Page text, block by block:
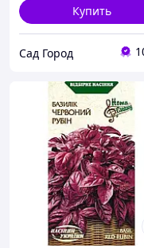
Купить
Сад Город